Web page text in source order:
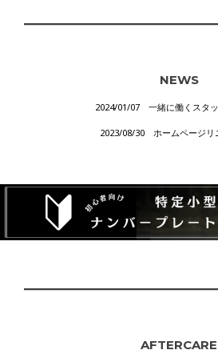
NEWS
2024/01/07 一緒に働くスタッ
2023/08/30 ホームページリ
AFTERCARE